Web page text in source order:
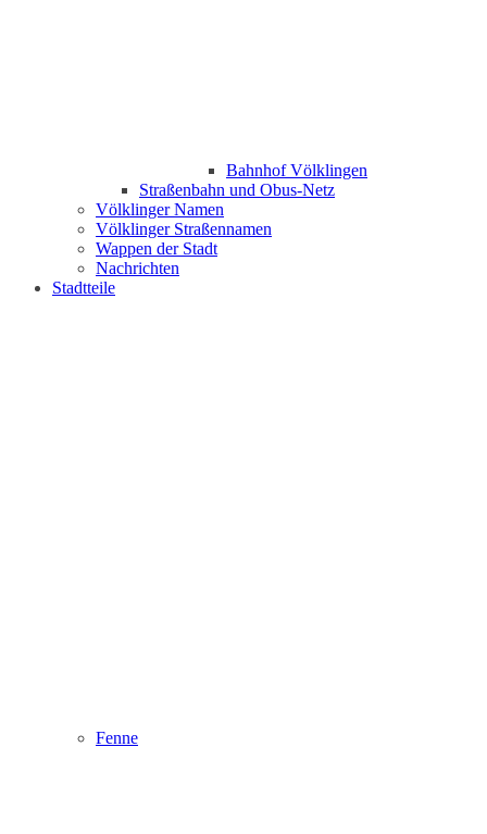
Bahnhof Völklingen
Straßenbahn und Obus-Netz
Völklinger Namen
Völklinger Straßennamen
Wappen der Stadt
Nachrichten
Stadtteile
Fenne